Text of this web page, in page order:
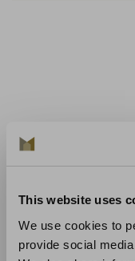
This website uses
We use cookies to
provide social
Anna French
AT9829
€214,00